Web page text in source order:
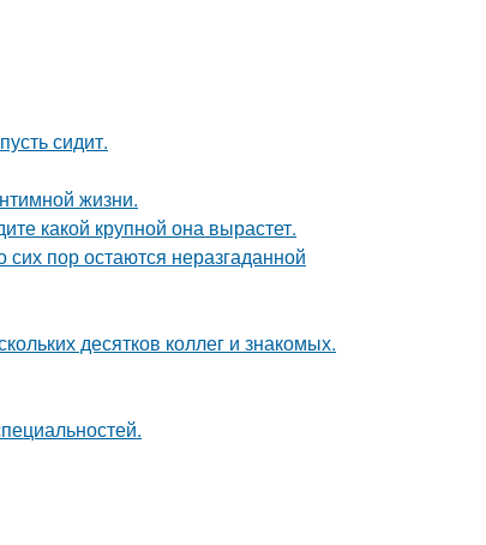
сидит.
жизни.
какой крупной она вырастет.
пор остаются неразгаданной
десятков коллег и знакомых.